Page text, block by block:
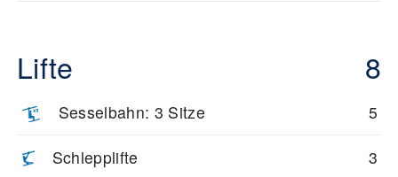
Lifte 8
Sesselbahn: 3 Sitze 5
Schlepplifte 3